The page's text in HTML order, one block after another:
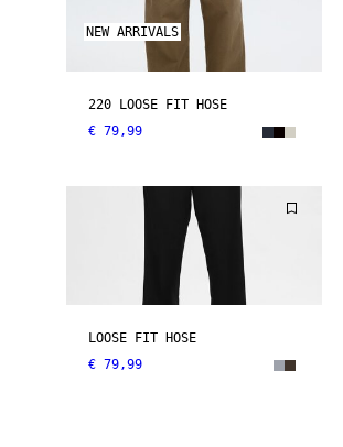
NEW ARRIVALS
220 LOOSE FIT HOSE
€ 79,99
LOOSE FIT HOSE
€ 79,99